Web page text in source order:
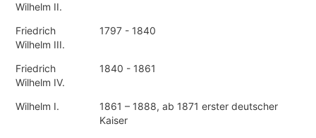
Wilhelm II.
Friedrich
Wilhelm III.
1797 - 1840
Friedrich
Wilhelm IV.
1840 - 1861
Wilhelm I.
1861 – 1888, ab 1871 erster deutscher
Kaiser